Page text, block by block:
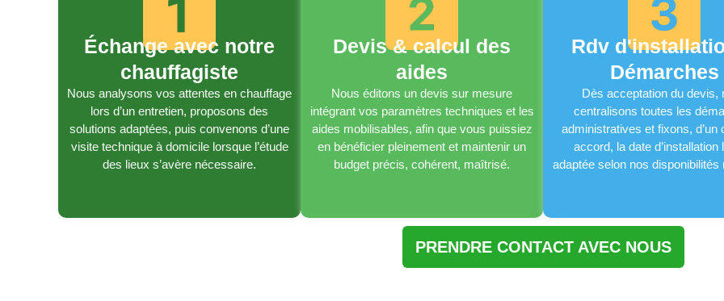
Échange avec notre
chauffagiste
Nous analysons vos attentes en chauffage
lors d’un entretien, proposons des
solutions adaptées, puis convenons d’une
visite technique à domicile lorsque l’étude
des lieux s’avère nécessaire.
Devis & calcul des
aides
Nous éditons un devis sur mesure
intégrant vos paramètres techniques et les
aides mobilisables, afin que vous puissiez
en bénéficier pleinement et maintenir un
budget précis, cohérent, maîtrisé.
Rdv
Démarches
Dès acceptation du devis,
centralisons toutes les
administratives et fixons, d’un
accord, la date d’installation
adaptée selon nos disponibilités
PRENDRE CONTACT AVEC NOUS